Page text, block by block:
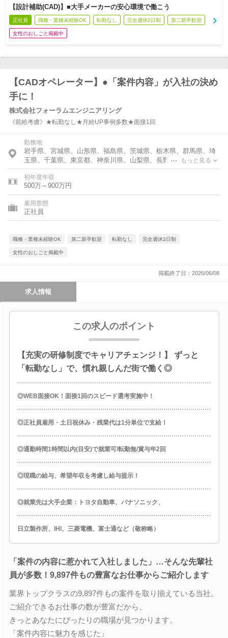
【設計補助(CAD)】■大手メーカーの安心環境で働こう
正社員 職種・業種未経験OK 転勤なし 完全週休2日制 第二新卒歓迎
女性のおしごと掲載中
【CADオペレーター】●「案件内容」が入社の決め
手に！
株式会社フォーラムエンジニアリング
《前給考慮》★転勤なし★月給UP事例多数★面接1回
勤務地
岩手県、宮城県、山形県、福島県、茨城県、栃木県、群馬県、埼
玉県、千葉県、東京都、神奈川県、山梨県、長野県、静岡県、愛
知県、三重県、滋賀県、京都府、大阪府、兵庫県、奈良県、広島
県、山口県、福岡県
もっと見る
初年度年収
500万～900万円
雇用形態
正社員
職種・業種未経験OK 第二新卒歓迎 転勤なし 完全週休2日制
女性のおしごと掲載中
掲載終了日：2026/06/08
求人情報
この求人のポイント
【充実の研修制度でキャリアチェンジ！】 ずっと
「転勤なし」で、慣れ親しんだ街で働く◎
◎WEB面接OK！面接1回のスピード選考実施中！
◎正社員雇用・土日祝休み・残業代は1分単位で支給！
◎通勤時間1時間以内(目安)で就業可/転勤無/賞与年2回
◎現職の給与、希望年収を考慮し給与提示！
◎就業先は大手企業：トヨタ自動車、パナソニック、
日立製作所、IHI、三菱電機、富士通など（敬称略）
「案件の内容に惹かれて入社しました」…そんな先輩社
員が多数！9,897件もの豊富なお仕事からご紹介します
業界トップクラスの9,897件もの案件を取り揃えている当社。
ご紹介できるお仕事の数が豊富だから、
きっとあなたにぴったりの職場が見つかります。
「案件内容に魅力を感じた」